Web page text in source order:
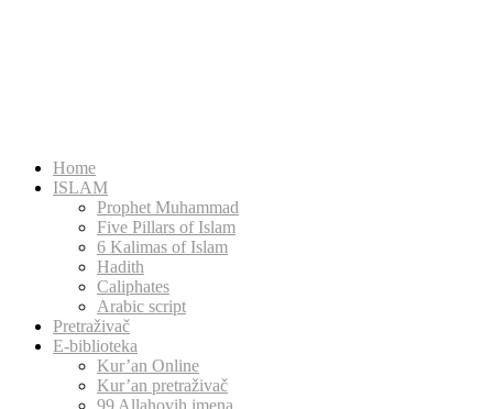
Home
ISLAM
Prophet Muhammad
Five Pillars of Islam
6 Kalimas of Islam
Hadith
Caliphates
Arabic script
Pretraživač
E-biblioteka
Kur’an Online
Kur’an pretraživač
99 Allahovih imena